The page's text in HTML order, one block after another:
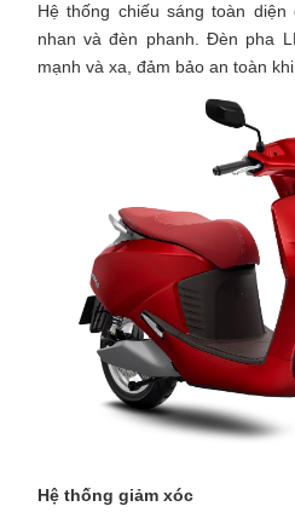
Hệ thống chiếu sáng toàn
nhan và đèn phanh. Đèn pha
mạnh và xa, đảm bảo an toàn
Hệ thống giảm xóc